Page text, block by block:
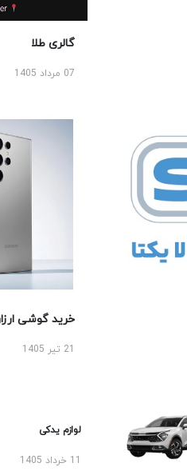
گالری طلا
07 مرداد 1405
خرید گوشی ارزان
لوازم یدکی